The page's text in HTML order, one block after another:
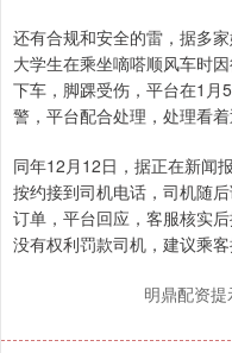
还有合规和安全的雷，据多
大学生在乘坐嘀嗒顺风车时
下车，脚踝受伤，平台在1月
警，平台配合处理，处理看
同年12月12日，据正在新闻
按约接到司机电话，司机随
订单，平台回应，客服核实
没有权利罚款司机，建议乘客
明鼎配资提